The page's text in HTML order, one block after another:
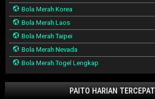
Bola Merah Korea
Bola Merah Laos
Bola Merah Taipei
Bola Merah Nevada
Bola Merah Togel Lengkap
PAITO HARIAN TERCEPAT